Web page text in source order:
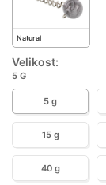
Natural
Velikost:
5 G
5 g
15 g
40 g